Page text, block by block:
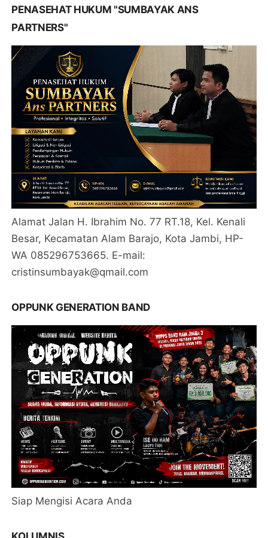
PENASEHAT HUKUM "SUMBAYAK ANS
PARTNERS"
Alamat Jalan H. Ibrahim No. 77 RT.18, Kel. Kenali
Besar, Kecamatan Alam Barajo, Kota Jambi, HP-
WA 085296753665. E-mail:
cristinsumbayak@qmail.com
OPPUNK GENERATION BAND
Siap Mengisi Acara Anda